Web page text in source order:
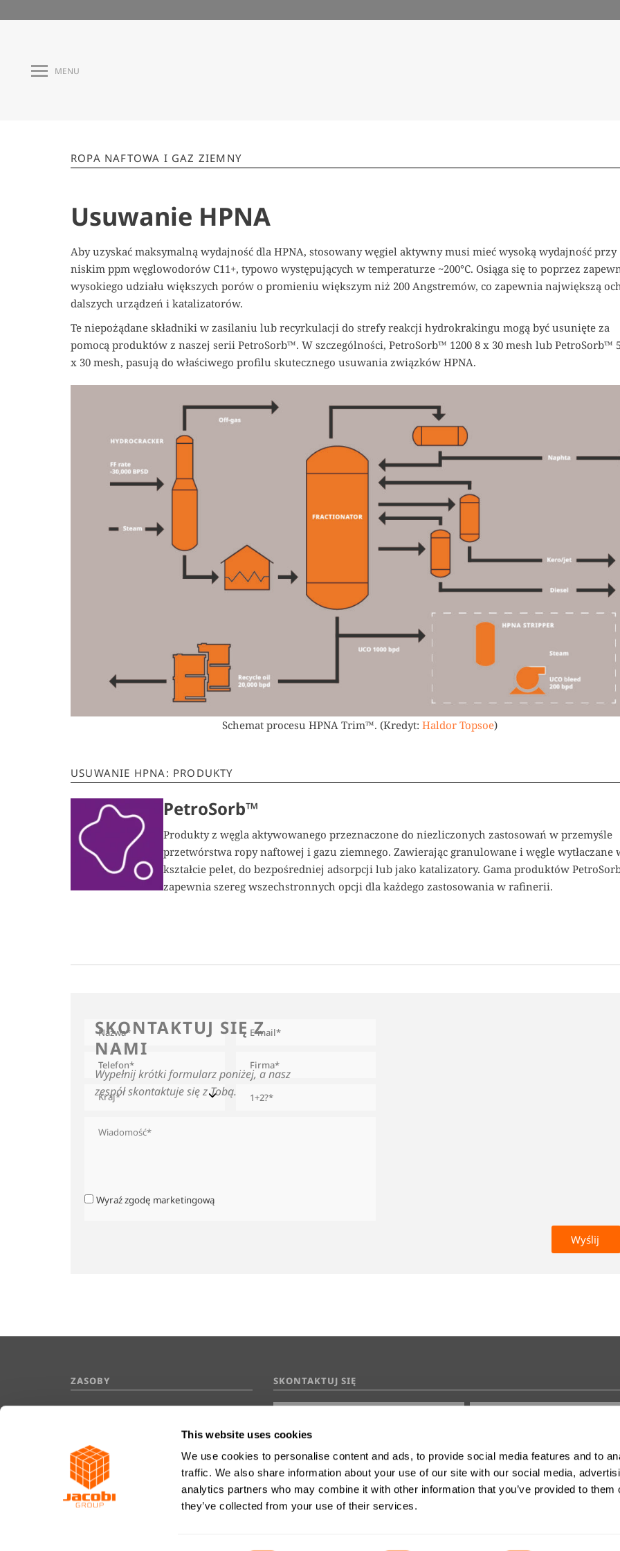
This website uses cookies
We use cookies to personalise content and ads, to provide social media features and to
traffic. We also share information about your use of our site with our social media,
analytics partners who may combine it with other information that you’ve provided to them
they’ve collected from your use of their services.
MENU
ROPA NAFTOWA I GAZ ZIEMNY
Usuwanie HPNA
Aby uzyskać maksymalną wydajność dla HPNA, stosowany węgiel aktywny musi mieć wysoką wydajność przy
niskim ppm węglowodorów C11+, typowo występujących w temperaturze ~200°C. Osiąga się to poprzez
wysokiego udziału większych porów o promieniu większym niż 200 Angstremów, co zapewnia największą
dalszych urządzeń i katalizatorów.
Te niepożądane składniki w zasilaniu lub recyrkulacji do strefy reakcji hydrokrakingu mogą być usunięte za
pomocą produktów z naszej serii PetroSorb™. W szczególności, PetroSorb™ 1200 8 x 30 mesh lub PetroSorb™
x 30 mesh, pasują do właściwego profilu skutecznego usuwania związków HPNA.
Schemat procesu HPNA Trim™. (Kredyt: Haldor Topsoe)
USUWANIE HPNA: PRODUKTY
PetroSorb™
Produkty z węgla aktywowanego przeznaczone do niezliczonych zastosowań w przemyśle
przetwórstwa ropy naftowej i gazu ziemnego. Zawierając granulowane i węgle wytłaczane
kształcie pelet, do bezpośredniej adsorpcji lub jako katalizatory. Gama produktów
zapewnia szereg wszechstronnych opcji dla każdego zastosowania w rafinerii.
SKONTAKTUJ SIĘ Z
NAMI
Wypełnij krótki formularz poniżej, a nasz
zespół skontaktuje się z Tobą.
Wyraź zgodę marketingową
ZASOBY
Imprint
Najczęściej zadawane pytania
SKONTAKTUJ SIĘ
0 z 2000 maksymalnej ilości znaków
Wyraź zgodę marketingową